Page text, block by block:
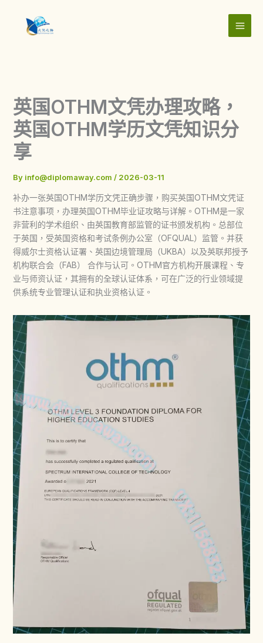
content
英国OTHM文凭办理攻略，
英国OTHM学历文凭知识分
享
By info@diplomaway.com / 2026-03-11
补办一张英国OTHM学历文凭正确步骤，购买英国OTHM文凭证
书注意事项，办理英国OTHM毕业证攻略与详解。OTHM是一家
非营利的学术组织、由英国教育部监管的证书颁发机构。总部位
于英国，受英国资格和考试条例办公室（OFQUAL）监管。并获
得威尔士资格认证署、英国边境管理局（UKBA）以及英联邦授予
机构联合会（FAB） 合作与认可。OTHM官方机构开展课程、专
业与师资认证，其拥有的全球认证体系，可在广泛的行业领域提
供系统专业管理认证和执业资格认证。